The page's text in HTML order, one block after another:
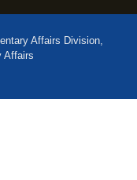
Affairs Division,
Affairs